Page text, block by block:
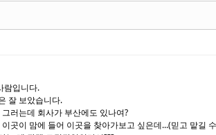
람입니다.
잘 보았습니다.
러는데 회사가 부산에도 있나여?
곳이 맘에 들어 이곳을 찾아가보고 싶은데...(믿고 맡길
스케치북5
스케치북5